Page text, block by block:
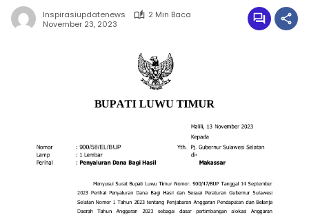
Inspirasiupdatenews
2 Min Baca
November 23, 2023